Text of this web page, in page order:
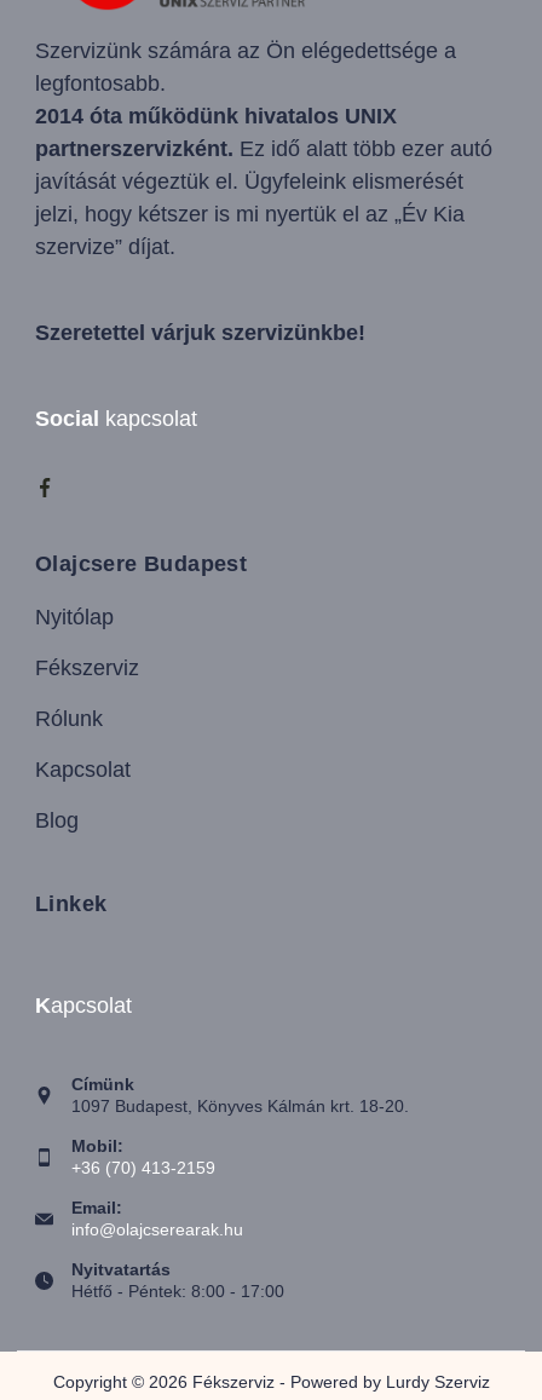
Szervizünk számára az Ön elégedettsége a
legfontosabb.
2014 óta működünk hivatalos UNIX
partnerszervizként. Ez idő alatt több ezer autó
javítását végeztük el. Ügyfeleink elismerését
jelzi, hogy kétszer is mi nyertük el az „Év Kia
szervize” díjat.
Szeretettel várjuk szervizünkbe!
Social kapcsolat
Olajcsere Budapest
Nyitólap
Fékszerviz
Rólunk
Kapcsolat
Blog
Linkek
Kapcsolat
Címünk
1097 Budapest, Könyves Kálmán krt. 18-20.
Mobil:
+36 (70) 413-2159
Email:
info@olajcserearak.hu
Nyitvatartás
Hétfő - Péntek: 8:00 - 17:00
Copyright © 2026 Fékszerviz - Powered by Lurdy Szerviz